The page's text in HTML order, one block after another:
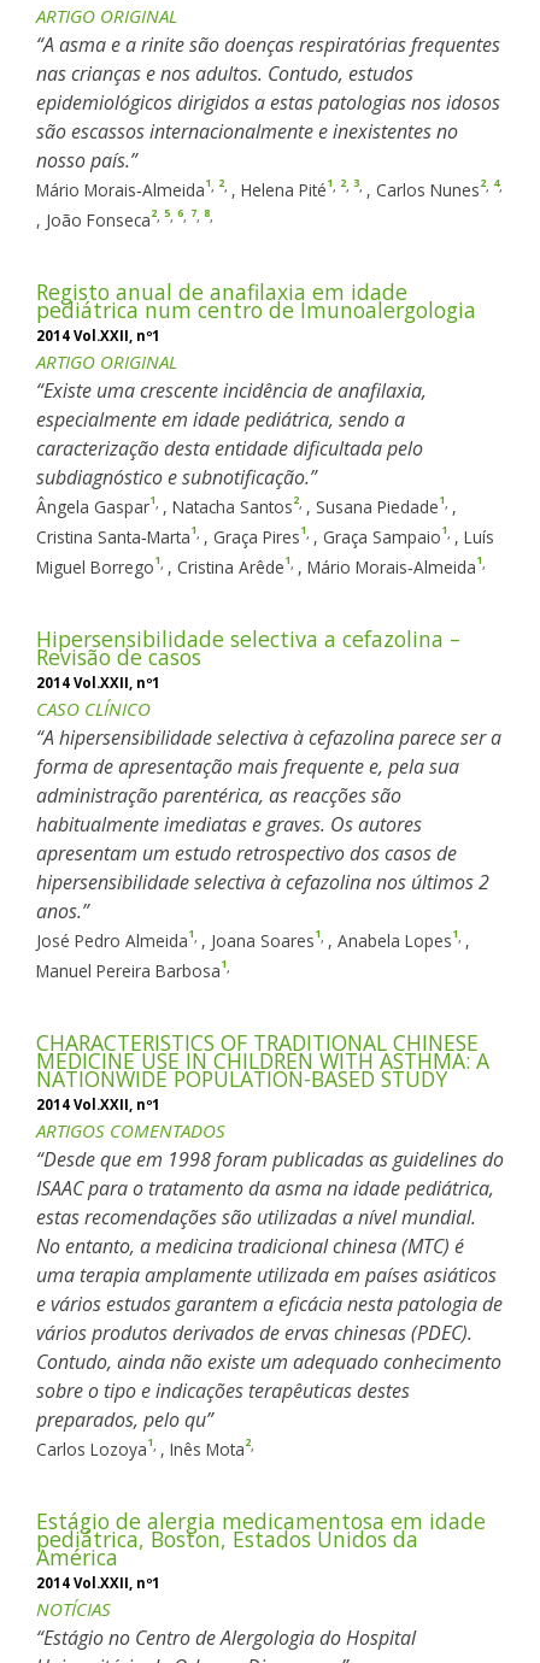
ARTIGO ORIGINAL
A asma e a rinite são doenças respiratórias frequentes
nas crianças e nos adultos. Contudo, estudos
epidemiológicos dirigidos a estas patologias nos idosos
são escassos internacionalmente e inexistentes no
nosso país.
Mário Morais‑Almeida1, 2, , Helena Pité1, 2, 3, , Carlos Nunes2, 4,
, João Fonseca2, 5, 6, 7, 8,
Registo anual de anafilaxia em idade
pediátrica num centro de Imunoalergologia
2014 Vol.XXII, nº1
ARTIGO ORIGINAL
Existe uma crescente incidência de anafilaxia,
especialmente em idade pediátrica, sendo a
caracterização desta entidade dificultada pelo
subdiagnóstico e subnotificação.
Ângela Gaspar1, , Natacha Santos2, , Susana Piedade1, ,
Cristina Santa‑Marta1, , Graça Pires1, , Graça Sampaio1, , Luís
Miguel Borrego1, , Cristina Arêde1, , Mário Morais‑Almeida1,
Hipersensibilidade selectiva a cefazolina –
Revisão de casos
2014 Vol.XXII, nº1
CASO CLÍNICO
A hipersensibilidade selectiva à cefazolina parece ser a
forma de apresentação mais frequente e, pela sua
administração parentérica, as reacções são
habitualmente imediatas e graves. Os autores
apresentam um estudo retrospectivo dos casos de
hipersensibilidade selectiva à cefazolina nos últimos 2
anos.
José Pedro Almeida1, , Joana Soares1, , Anabela Lopes1, ,
Manuel Pereira Barbosa1,
CHARACTERISTICS OF TRADITIONAL CHINESE
MEDICINE USE IN CHILDREN WITH ASTHMA: A
NATIONWIDE POPULATION-BASED STUDY
2014 Vol.XXII, nº1
ARTIGOS COMENTADOS
Desde que em 1998 foram publicadas as guidelines do
ISAAC para o tratamento da asma na idade pediátrica,
estas recomendações são utilizadas a nível mundial.
No entanto, a medicina tradicional chinesa (MTC) é
uma terapia amplamente utilizada em países asiáticos
e vários estudos garantem a eficácia nesta patologia de
vários produtos derivados de ervas chinesas (PDEC).
Contudo, ainda não existe um adequado conhecimento
sobre o tipo e indicações terapêuticas destes
preparados, pelo qu
Carlos Lozoya1, , Inês Mota2,
Estágio de alergia medicamentosa em idade
pediátrica, Boston, Estados Unidos da
América
2014 Vol.XXII, nº1
NOTÍCIAS
Estágio no Centro de Alergologia do Hospital